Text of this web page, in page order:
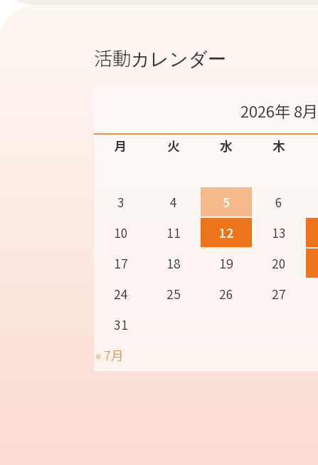
活動カレンダー
2026年 8月
月 火 水 木
3
4 5 6
10
11 12 13
17
18 19 20
24
25 26 27
31
« 7月